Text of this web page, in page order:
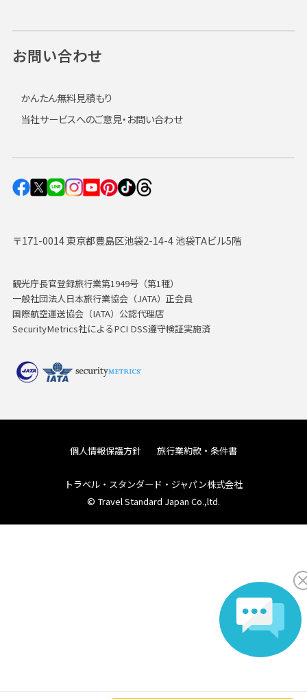
〒171-0014 東京都豊島区池袋2-14-4 池袋TAビル5階
観光庁長官登録旅行業第1949号（第1種）
一般社団法人日本旅行業協会（JATA）正会員
国際航空運送協会（IATA）公認代理店
SecurityMetrics社によるPCI DSS遵守検証実施済
お問い合わせ
かんたん無料見積もり
当社サービスへのご意見・お問い合わせ
個人情報保護方針 旅行業約款・条件書
トラベル・スタンダード・ジャパン株式会社
© Travel Standard Japan Co.,ltd.